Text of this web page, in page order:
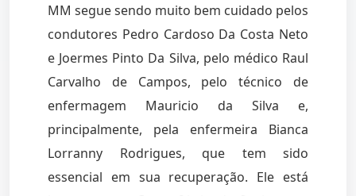
MM segue sendo muito bem cuidado pelos
condutores Pedro Cardoso Da Costa Neto
e Joermes Pinto Da Silva, pelo médico Raul
Carvalho de Campos, pelo técnico de
enfermagem Mauricio da Silva e,
principalmente, pela enfermeira Bianca
Lorranny Rodrigues, que tem sido
essencial em sua recuperação. Ele está